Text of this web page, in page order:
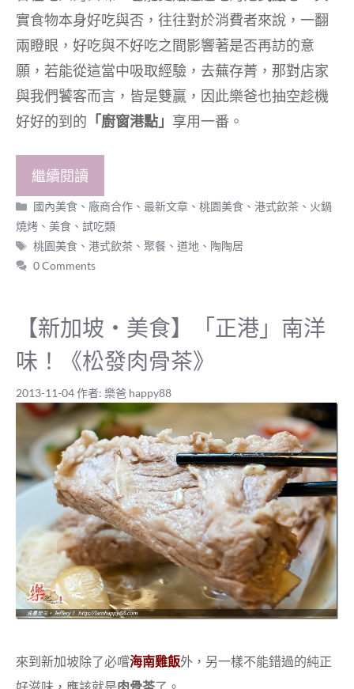
實食物本身好吃與否，往往對於消費者來說，一翻
兩瞪眼，好吃與不好吃之間影響著是否再訪的意
願，若能從這當中吸取經驗，去蕪存菁，那對店家
與我們饕客而言，皆是雙贏，因此樂爸也抽空趁機
好好的到的 「廚窗港點」 享用一番。
繼續閱讀
分
類
國內美食 、 廠商合作 、最新文章 、桃園美食 、港式飲茶、火鍋
燒烤 、 美食 、 試吃類
標
籤
桃園美食 、港式飲茶 、聚餐 、道地 、 陶陶居
0 Comments
【新加坡‧美食】「正港」南洋
味！《松發肉骨茶》
2013-11-04作者: 樂爸 happy88
來到新加坡除了必嚐海南雞飯外，另一樣不能錯過的純正
好滋味，應該就是肉骨茶了。